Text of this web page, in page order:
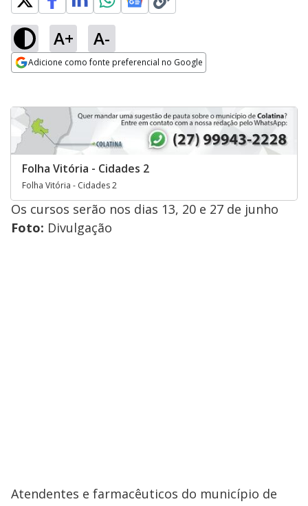
A+ A-
Adicione como fonte preferencial no Google
Folha Vitória - Cidades 2
Folha Vitória - Cidades 2
Os cursos serão nos dias 13, 20 e 27 de junho
Foto: ​Divulgação
Atendentes e farmacêuticos do município de